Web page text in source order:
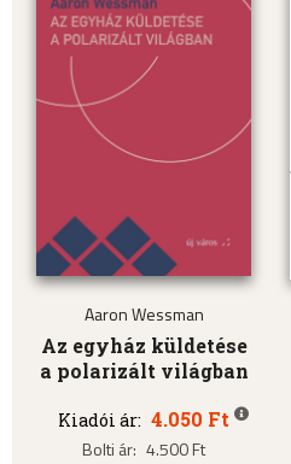
Aaron Wessman
Az egyház küldetése
a polarizált világban
Kiadói ár: 4.050 Ft
Bolti ár: 4.500 Ft